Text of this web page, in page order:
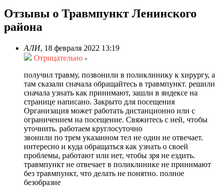
Отзывы о Травмпункт Ленинского
района
АЛИ, 18 февраля 2022 13:19
Отрицательно -
получил травму, позвонили в поликлинику к хирургу, а
там сказали сначала обращайтесь в травмпункт. решили
сначала узнать как принимают, зашли в яндексе на
странице написано. Закрыто для посещения
Организация может работать дистанционно или с
ограничением на посещение. Свяжитесь с ней, чтобы
уточнить. работаем круглосуточно
звонили по трем указанном тел не один не отвечает.
интересно и куда обращаться как узнать о своей
проблемы, работают или нет, чтобы зря не ездить.
травмпункт не отвечает в поликлинике не принимают
без травмпункт, что делать не понятно. полное
безобразие